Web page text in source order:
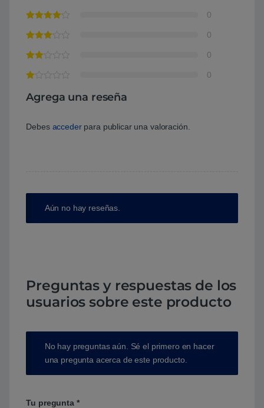
0
0
0
0
Agrega una reseña
Debes accederpara publicar una valoración.
Aún no hay reseñas.
Preguntas y respuestas de los
usuarios sobre este producto
No hay preguntas aún. Sé el primero en hacer
una pregunta acerca de este producto.
Tu pregunta *